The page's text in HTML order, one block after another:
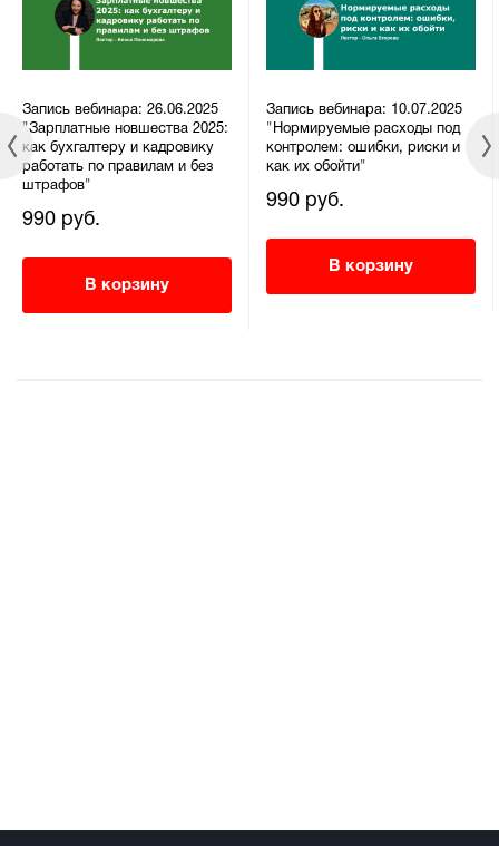
Запись вебинара: 26.06.2025
"Зарплатные новшества 2025:
как бухгалтеру и кадровику
работать по правилам и без
штрафов"
990 руб.
В корзину
Запись вебинара: 10.07.2025
"Нормируемые расходы под
контролем: ошибки, риски и
как их обойти"
990 руб.
В корзину